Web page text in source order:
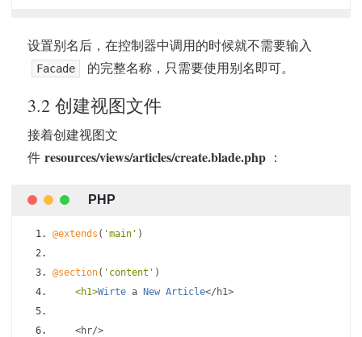
设置别名后，在控制器中调用的时候就不需要输入
Facade 的完整名称，只需要使用别名即可。
3.2 创建视图文件
接着创建视图文
件 resources/views/articles/create.blade.php ：
@extends ( 'main' )
@section( 'content' )
<h1>Wirte a New Article</ h1>
<hr/>